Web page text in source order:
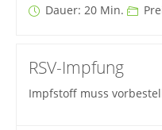
Dauer: 20 Min.
RSV-Impfung
Impfstoff muss